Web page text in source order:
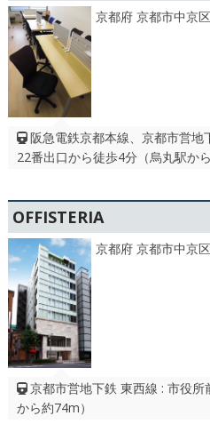
京都府 京都市中京区
阪急電鉄京都本線、京都市営地
22番出口から徒歩4分（烏丸駅か
OFFISTERIA
京都府 京都市中京区
京都市営地下鉄 東西線 : 市役
から約74m）